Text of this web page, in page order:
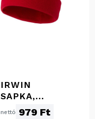
IRWIN
SAPKA,
PIROS
nettó 979 Ft